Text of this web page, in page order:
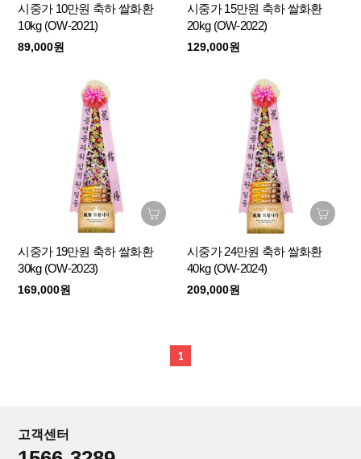
시중가 10만원 축하 쌀화환
10kg (OW-2021)
89,000원
시중가 15만원 축하 쌀화환
20kg (OW-2022)
129,000원
시중가 19만원 축하 쌀화환
30kg (OW-2023)
169,000원
시중가 24만원 축하 쌀화환
40kg (OW-2024)
209,000원
1
고객센터